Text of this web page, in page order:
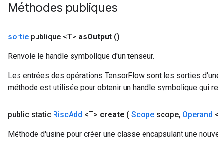
Méthodes publiques
sortie publique <T> asOutput ()
Renvoie le handle symbolique d'un tenseur.
Les entrées des opérations TensorFlow sont les sorties
méthode est utilisée pour obtenir un handle symbolique qui
public static RiscAdd <T> create ( Scope scope, Operand
Méthode d'usine pour créer une classe encapsulant une